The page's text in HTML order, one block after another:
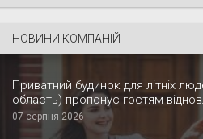
НОВИНИ КОМПАНІЙ
Приватний будинок для літніх
область) пропонує гостям
07 серпня 2026